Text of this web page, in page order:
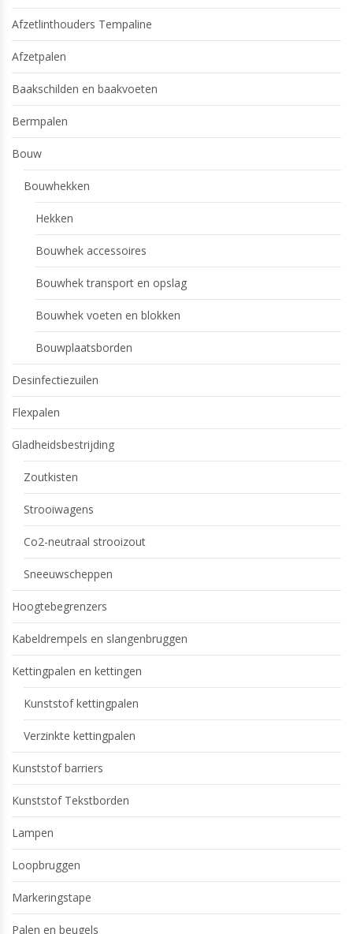
Afzetlinthouders Tempaline
Afzetpalen
Baakschilden en baakvoeten
Bermpalen
Bouw
Bouwhekken
Hekken
Bouwhek accessoires
Bouwhek transport en opslag
Bouwhek voeten en blokken
Bouwplaatsborden
Desinfectiezuilen
Flexpalen
Gladheidsbestrijding
Zoutkisten
Strooiwagens
Co2-neutraal strooizout
Sneeuwscheppen
Hoogtebegrenzers
Kabeldrempels en slangenbruggen
Kettingpalen en kettingen
Kunststof kettingpalen
Verzinkte kettingpalen
Kunststof barriers
Kunststof Tekstborden
Lampen
Loopbruggen
Markeringstape
Palen en beugels